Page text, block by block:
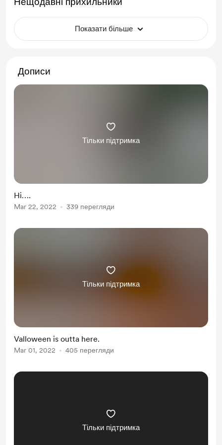
Показати більше
Дописи
Тільки підтримка
Hi….
Mar 22, 2022 339 перегляди
Тільки підтримка
Valloween is outta here.
Mar 01, 2022 405 перегляди
Тільки підтримка